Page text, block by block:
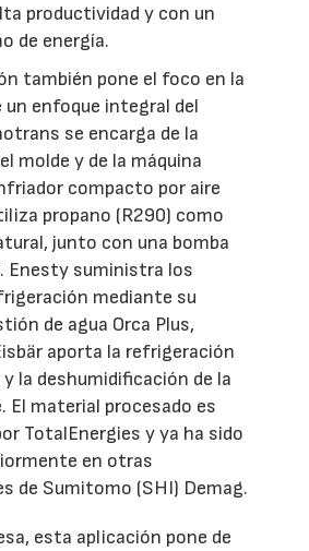
productividad y con un
de energía.
también pone el foco en la
enfoque integral del
se encarga de la
molde y de la máquina
compacto por aire
propano (R290) como
junto con una bomba
Enesty suministra los
mediante su
de agua Orca Plus,
aporta la refrigeración
la deshumidificación de la
El material procesado es
TotalEnergies y ya ha sido
en otras
de Sumitomo (SHI) Demag.
esta aplicación pone de